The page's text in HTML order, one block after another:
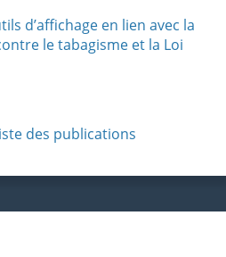
d’affichage en lien avec la
le tabagisme et la Loi
des publications